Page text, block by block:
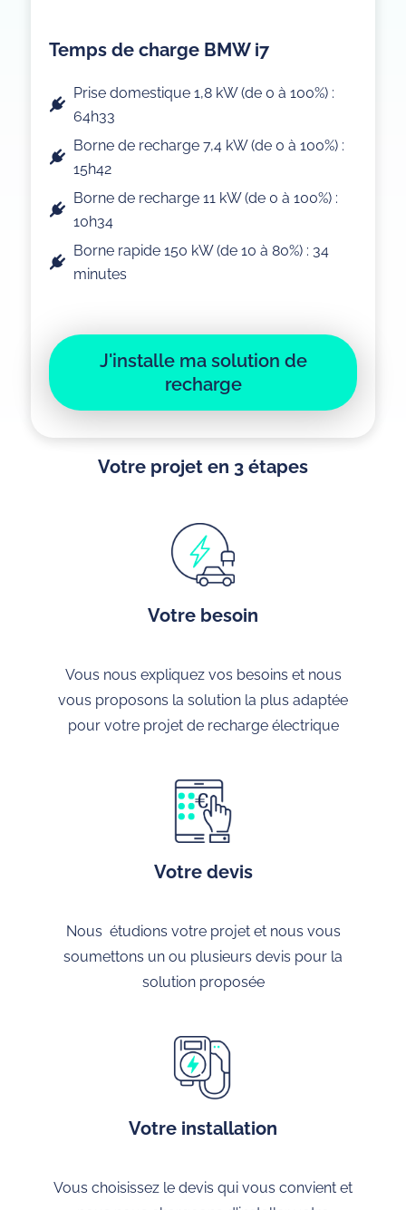
Temps de charge BMW i7
Prise domestique 1,8 kW (de 0 à 100%) :
64h33
Borne de recharge 7,4 kW (de 0 à 100%) :
15h42
Borne de recharge 11 kW (de 0 à 100%) :
10h34
Borne rapide 150 kW (de 10 à 80%) : 34
minutes
J'installe ma solution de
recharge
Votre projet en 3 étapes
Votre besoin
Vous nous expliquez vos besoins et nous
vous proposons la solution la plus adaptée
pour votre projet de recharge électrique
Votre devis
Nous étudions votre projet et nous vous
soumettons un ou plusieurs devis pour la
solution proposée
Votre installation
Vous choisissez le devis qui vous convient et